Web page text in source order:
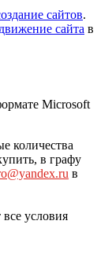
сайтов.
сайта в
Microsoft
количества
в графу
в
условия